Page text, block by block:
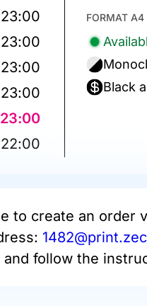
FORMAT A4
Black
to create an order
and follow the